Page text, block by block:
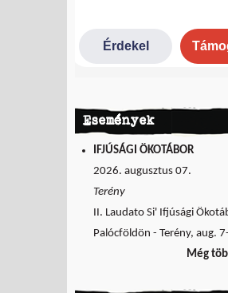
Események
IFJÚSÁGI ÖKOTÁBOR
2026. augusztus 07.
Terény
II. Laudato Si' Ifjúsági
Palócföldön - Terény, aug.
Még